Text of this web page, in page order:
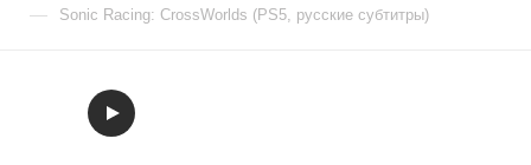
— Sonic Racing: CrossWorlds (PS5, русские субтитры)